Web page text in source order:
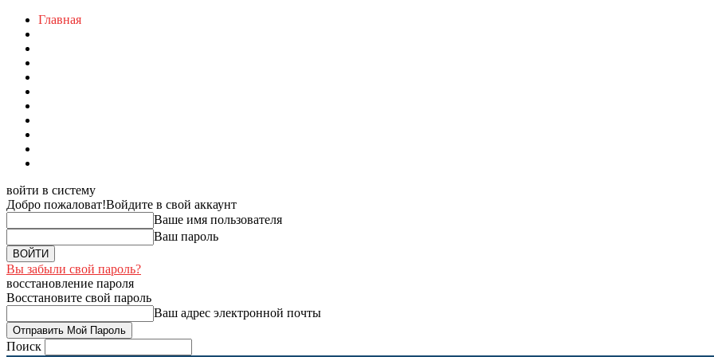
Главная
войти в систему
Добро пожаловат!Войдите в свой аккаунт
Ваше имя пользователя
Ваш пароль
Вы забыли свой пароль?
восстановление пароля
Восстановите свой пароль
Ваш адрес электронной почты
Поиск